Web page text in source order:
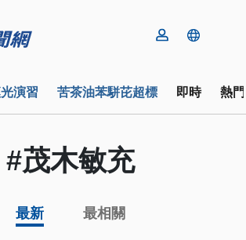
演習 苦茶油苯駢芘超標 即時 熱
#茂木敏充
最新 最相關